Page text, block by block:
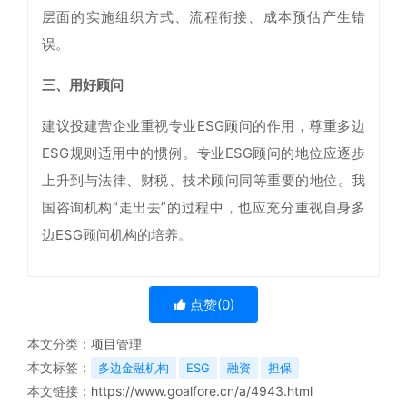
层面的实施组织方式、流程衔接、成本预估产生错
误。
三、用好顾问
建议投建营企业重视专业ESG顾问的作用，尊重多边
ESG规则适用中的惯例。专业ESG顾问的地位应逐步
上升到与法律、财税、技术顾问同等重要的地位。我
国咨询机构“走出去”的过程中，也应充分重视自身多
边ESG顾问机构的培养。
点赞(0)
本文分类： 项目管理
本文标签：
多边金融机构 ESG 融资 担保
本文链接： https://www.goalfore.cn/a/4943.html